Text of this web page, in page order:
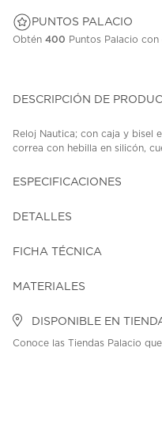
PUNTOS PALACIO
Obtén 400 Puntos Palacio
DESCRIPCIÓN DE
Reloj Nautica; con caja y bisel
correa con hebilla en silicón,
ESPECIFICACIONES
DETALLES
FICHA TÉCNICA
MATERIALES
DISPONIBLE EN
Conoce las Tiendas Palacio